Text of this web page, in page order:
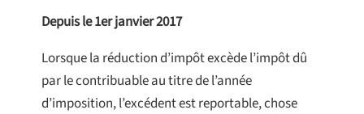
Depuisle 1er janvier 2017
Lorsque la réduction d’impôt excède l’impôt dû
par le contribuable au titre de l’année
d’imposition, l’excédent est reportable, chose